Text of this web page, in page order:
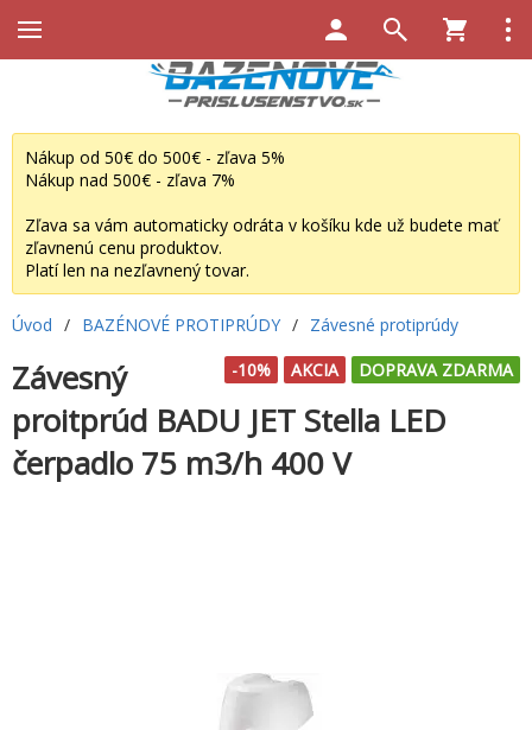
Nákup od 50€ do 500€ - zľava 5%
Nákup nad 500€ - zľava 7%
Zľava sa vám automaticky odráta v košíku kde už budete mať
zľavnenú cenu produktov.
Platí len na nezľavnený tovar.
Úvod / BAZÉNOVÉ PROTIPRÚDY / Závesné protiprúdy
DOPRAVA ZDARMA
AKCIA
-10%
Závesný
proitprúd BADU JET Stella LED
čerpadlo 75 m3/h 400 V